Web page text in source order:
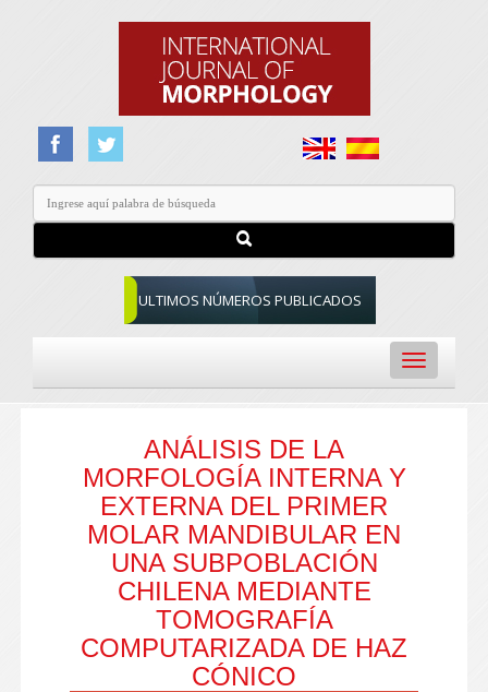
ULTIMOS NÚMEROS PUBLICADOS
Toggle
navigation
ANÁLISIS DE LA
MORFOLOGÍA INTERNA Y
EXTERNA DEL PRIMER
MOLAR MANDIBULAR EN
UNA SUBPOBLACIÓN
CHILENA MEDIANTE
TOMOGRAFÍA
COMPUTARIZADA DE HAZ
CÓNICO